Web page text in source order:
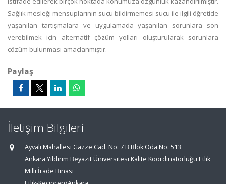
Sağlık mesleği mensuplarının suçu bildirmemesi suçu ile ilgili öğretide
yaşanılan tartışmalara ve uygulamada yaşanılan sorunlara son
verebilmek için alternatif çözüm yolları oluşturularak sorunlara
çözüm bulunması amaçlanmıştır.
Paylaş
İletişim Bilgileri
Ayvalı Mahallesi Gazze Cad. No: 7 B Blok Oda No: 513
Ankara Yıldırım Beyazıt Üniversitesi Kalite Koordinatörlüğü Etlik
Milli İrade Binası